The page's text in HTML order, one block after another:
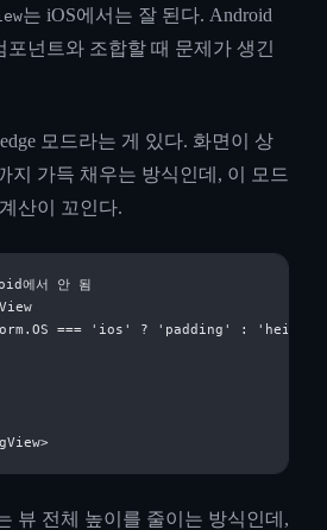
는 iOS에서는 잘 된다. Android
포넌트와 조합할 때 문제가 생긴
모드라는 게 있다. 화면이 상
지 가득 채우는 방식인데, 이 모드
산이 꼬인다.
에서 안 됨
=== 'ios' ? 'padding' :
뷰 전체 높이를 줄이는 방식인데,